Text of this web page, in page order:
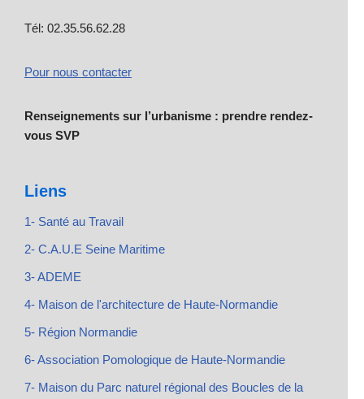
Tél: 02.35.56.62.28
Pour nous contacter
Renseignements sur l’urbanisme : prendre rendez-
vous SVP
Liens
1- Santé au Travail
2- C.A.U.E Seine Maritime
3- ADEME
4- Maison de l'architecture de Haute-Normandie
5- Région Normandie
6- Association Pomologique de Haute-Normandie
7- Maison du Parc naturel régional des Boucles de la